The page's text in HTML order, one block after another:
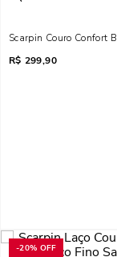
Scarpin Couro Confort
R$ 299,90
-20% OFF